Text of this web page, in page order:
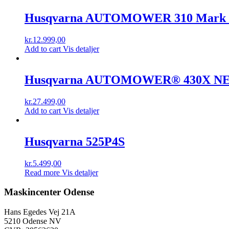
Husqvarna AUTOMOWER 310
kr.12.999,00
Add to cart Vis detaljer
Husqvarna AUTOMOWER® 430X
kr.27.499,00
Add to cart Vis detaljer
Husqvarna 525P4S
kr.5.499,00
Read more Vis detaljer
Maskincenter Odense
Hans Egedes Vej 21A
5210 Odense NV